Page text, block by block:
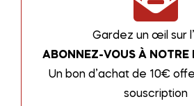
Gardez un œil sur
ABONNEZ-VOUS À NOTRE
Un bon d’achat de 10€
souscription